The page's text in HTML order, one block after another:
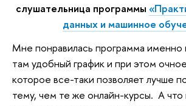
слушательница программы
данных и машинное
Мне понравилась программа
там удобный график и при этом
которое все-таки позволяет лучше
тему, чем те же онлайн-курсы. А что